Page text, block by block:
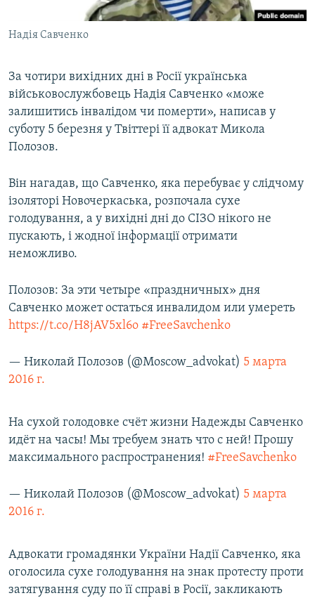
СВІДЧЕННЯ ОКУПАЦІЇ
УКРАЇНСЬКА ПРОБЛЕМА КРИМУ
Усі сайти RFE/RL
Надія Савченко
За чотири вихідних дні в Росії українська
військовослужбовець Надія Савченко «може
залишитись інвалідом чи померти», написав у
суботу 5 березня у Твіттері її адвокат Микола
Полозов.
Він нагадав, що Савченко, яка перебуває у слідчому
ізоляторі Новочеркаська, розпочала сухе
голодування, а у вихідні дні до СІЗО нікого не
пускають, і жодної інформації отримати
неможливо.
Полозов: За эти четыре «праздничных» дня
Савченко может остаться инвалидом или умереть
https://t.co/H8jAV5xl6o #FreeSavchenko
— Николай Полозов (@Moscow_advokat) 5 марта
2016 г.
На сухой голодовке счёт жизни Надежды Савченко
идёт на часы! Мы требуем знать что с ней! Прошу
максимального распространения! #FreeSavchenko
— Николай Полозов (@Moscow_advokat) 5 марта
2016 г.
Адвокати громадянки України Надії Савченко, яка
оголосила сухе голодування на знак протесту проти
затягування суду по її справі в Росії, закликають